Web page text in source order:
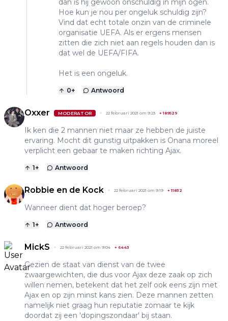
dan is hij gewoon onschuldig in mijn ogen.
Hoe kun je nou per ongeluk schuldig zijn?
Vind dat echt totale onzin van de criminele
organisatie UEFA. Als er ergens mensen
zitten die zich niet aan regels houden dan is
dat wel de UEFA/FIFA.
Het is een ongeluk.
0+ Antwoord
Oxxer MODERATOR 22 februari 2021 om 9:23 +189529
Ik ken die 2 mannen niet maar ze hebben de juiste
ervaring. Mocht dit gunstig uitpakken is Onana moreel
verplicht een gebaar te maken richting Ajax.
1+ Antwoord
Robbie en de Kock 22 februari 2021 om 9:19 +11832
Wanneer dient dat hoger beroep?
1+ Antwoord
MickS 22 februari 2021 om 9:04 + 6443
Gezien de staat van dienst van de twee
zwaargewichten, die dus voor Ajax deze zaak op zich
willen nemen, betekent dat het zelf ook eens zijn met
Ajax en op zijn minst kans zien. Deze mannen zetten
namelijk niet graag hun reputatie zomaar te kijk
doordat zij een 'dopingszondaar' bij staan.